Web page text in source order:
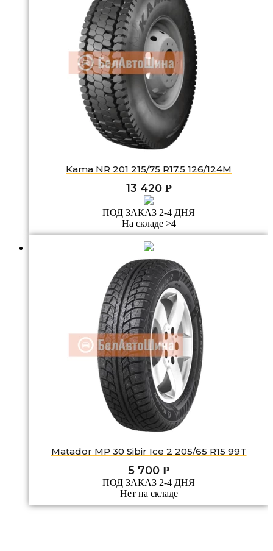
Kama NR 201 215/75 R17.5 126/124M
13 420 Р
ПОД ЗАКАЗ 2-4 ДНЯ
На складе >4
Matador MP 30 Sibir Ice 2 205/65 R15 99T
5 700 Р
ПОД ЗАКАЗ 2-4 ДНЯ
Нет на складе